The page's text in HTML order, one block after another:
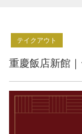
テイクアウト
重慶飯店新館